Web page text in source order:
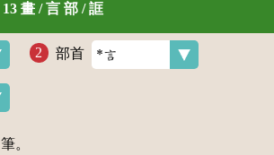
13 畫 / 言 部 / 誆
部首
筆。